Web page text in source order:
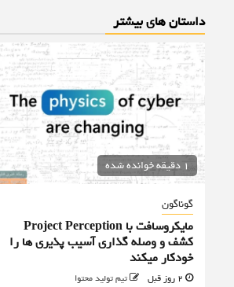
داستان های بیشتر
1 دقیقه خوانده شده
گوناگون
مایکروسافت با Project Perception
کشف و وصله گذاری آسیب پذیری ها را
خودکار میکند
تیم تولید محتوا